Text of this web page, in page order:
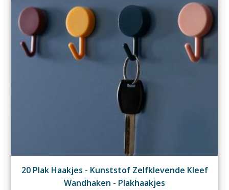
20 Plak Haakjes - Kunststof Zelfklevende Kleef
Wandhaken - Plakhaakjes